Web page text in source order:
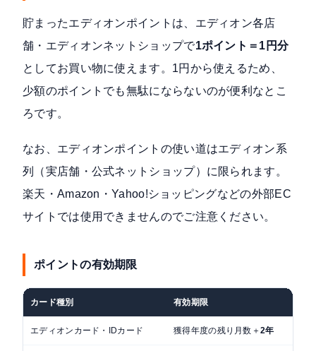
貯まったエディオンポイントは、エディオン各店
舗・エディオンネットショップで1ポイント＝1円分
としてお買い物に使えます。1円から使えるため、
少額のポイントでも無駄にならないのが便利なとこ
ろです。
なお、エディオンポイントの使い道はエディオン系
列（実店舗・公式ネットショップ）に限られます。
楽天・Amazon・Yahoo!ショッピングなどの外部EC
サイトでは使用できませんのでご注意ください。
ポイントの有効期限
カード種別 有効期限
エディオンカード・IDカード 獲得年度の残り月数＋2年